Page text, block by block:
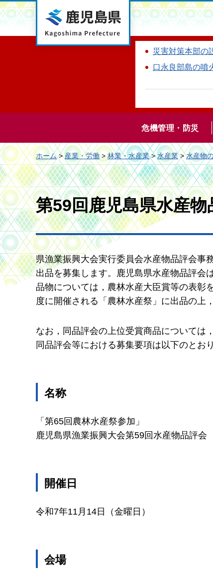
鹿児島県
災害対策本部の
口永良部島の噴
危機管理・防災
ホーム>産業・労働>林業・水産業>水産業>水産物
第59回鹿児島県水産
県漁業振興大会実行委員会水産物品評会事
出品を募集します。鹿児島県水産物品評会
品物については，農林水産大臣賞等の表彰
度に開催される「農林水産祭」に出品の上
なお，同品評会の上位受賞商品については
同品評会等における募集要項は以下のとお
名称
「第65回農林水産祭参加」
鹿児島県漁業振興大会第59回水産物品評会
開催日
令和7年11月14日（金曜日）
会場